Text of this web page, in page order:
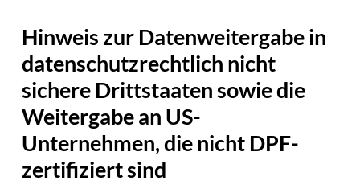
Hinweis zur Datenweitergabe in
datenschutzrechtlich nicht
sichere Drittstaaten sowie die
Weitergabe an US-
Unternehmen, die nicht DPF-
zertifiziert sind